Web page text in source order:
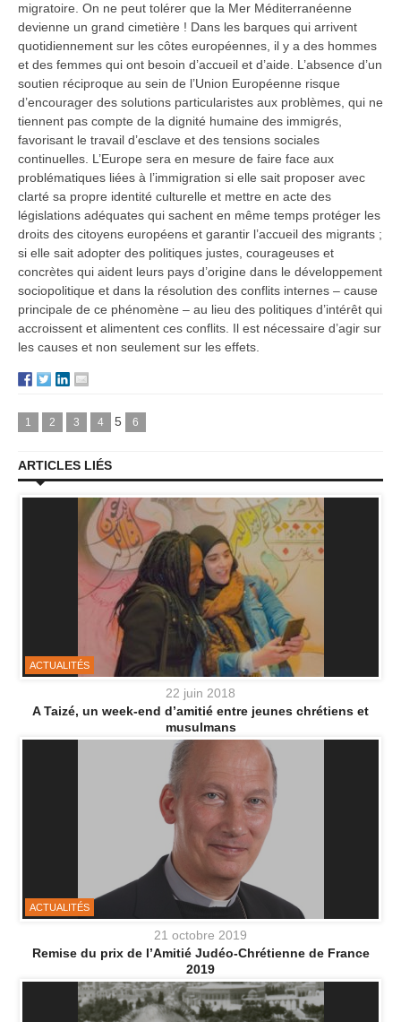
migratoire. On ne peut tolérer que la Mer Méditerranéenne
devienne un grand cimetière ! Dans les barques qui arrivent
quotidiennement sur les côtes européennes, il y a des hommes
et des femmes qui ont besoin d’accueil et d’aide. L’absence d’un
soutien réciproque au sein de l’Union Européenne risque
d’encourager des solutions particularistes aux problèmes, qui ne
tiennent pas compte de la dignité humaine des immigrés,
favorisant le travail d’esclave et des tensions sociales
continuelles. L’Europe sera en mesure de faire face aux
problématiques liées à l’immigration si elle sait proposer avec
clarté sa propre identité culturelle et mettre en acte des
législations adéquates qui sachent en même temps protéger les
droits des citoyens européens et garantir l’accueil des migrants ;
si elle sait adopter des politiques justes, courageuses et
concrètes qui aident leurs pays d’origine dans le développement
sociopolitique et dans la résolution des conflits internes – cause
principale de ce phénomène – au lieu des politiques d’intérêt qui
accroissent et alimentent ces conflits. Il est nécessaire d’agir sur
les causes et non seulement sur les effets.
1 2 3 4 5 6
ARTICLES LIÉS
ACTUALITÉS
22 juin 2018
A Taizé, un week-end d’amitié entre jeunes chrétiens et
musulmans
ACTUALITÉS
21 octobre 2019
Remise du prix de l’Amitié Judéo-Chrétienne de France
2019